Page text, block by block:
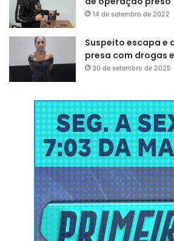
14 de setembro de 2022
Suspeito escapa e
presa com drogas
30 de setembro de 2025